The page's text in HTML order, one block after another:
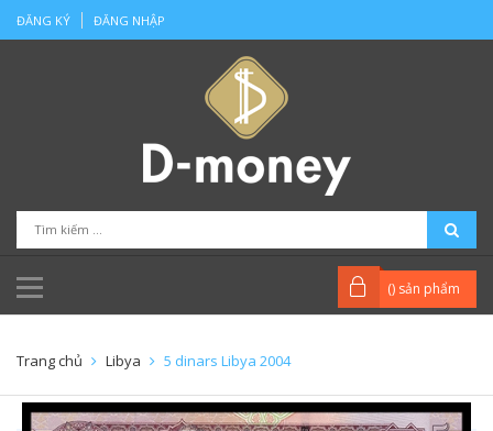
ĐĂNG KÝ ĐĂNG NHẬP
() sản phẩm
Trang chủ Libya 5 dinars Libya 2004